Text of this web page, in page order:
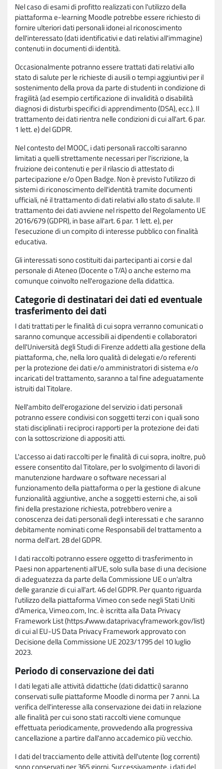
Nel caso di esami di profitto realizzati con l'utilizzo della
piattaforma e-learning Moodle potrebbe essere richiesto di
fornire ulteriori dati personali idonei al riconoscimento
dell'interessato (dati identificativi e dati relativi all'immagine)
contenuti in documenti di identità.
Occasionalmente potranno essere trattati dati relativi allo
stato di salute per le richieste di ausili o tempi aggiuntivi per il
sostenimento della prova da parte di studenti in condizione di
fragilità (ad esempio certificazione di invalidità o disabilità
diagnosi di disturbi specifici di apprendimento (DSA), ecc.). Il
trattamento dei dati rientra nelle condizioni di cui all'art. 6 par.
1 lett. e) del GDPR.
Nel contesto del MOOC, i dati personali raccolti saranno
limitati a quelli strettamente necessari per l'iscrizione, la
fruizione dei contenuti e per il rilascio di attestato di
partecipazione e/o Open Badge. Non è previsto l'utilizzo di
sistemi di riconoscimento dell'identità tramite documenti
ufficiali, né il trattamento di dati relativi allo stato di salute. Il
trattamento dei dati avviene nel rispetto del Regolamento UE
2016/679 (GDPR), in base all'art. 6 par. 1 lett. e), per
l'esecuzione di un compito di interesse pubblico con finalità
educativa.
Gli interessati sono costituiti dai partecipanti ai corsi e dal
personale di Ateneo (Docente o T/A) o anche esterno ma
comunque coinvolto nell'erogazione della didattica.
Categorie di destinatari dei dati ed eventuale
trasferimento dei dati
I dati trattati per le finalità di cui sopra verranno comunicati o
saranno comunque accessibili ai dipendenti e collaboratori
dell'Università degli Studi di Firenze addetti alla gestione della
piattaforma, che, nella loro qualità di delegati e/o referenti
per la protezione dei dati e/o amministratori di sistema e/o
incaricati del trattamento, saranno a tal fine adeguatamente
istruiti dal Titolare.
Nell'ambito dell'erogazione del servizio i dati personali
potranno essere condivisi con soggetti terzi con i quali sono
stati disciplinati i reciproci rapporti per la protezione dei dati
con la sottoscrizione di appositi atti.
L'accesso ai dati raccolti per le finalità di cui sopra, inoltre, può
essere consentito dal Titolare, per lo svolgimento di lavori di
manutenzione hardware o software necessari al
funzionamento della piattaforma o per la gestione di alcune
funzionalità aggiuntive, anche a soggetti esterni che, ai soli
fini della prestazione richiesta, potrebbero venire a
conoscenza dei dati personali degli interessati e che saranno
debitamente nominati come Responsabili del trattamento a
norma dell'art. 28 del GDPR.
I dati raccolti potranno essere oggetto di trasferimento in
Paesi non appartenenti all'UE, solo sulla base di una decisione
di adeguatezza da parte della Commissione UE o un'altra
delle garanzie di cui all'art. 46 del GDPR. Per quanto riguarda
l'utilizzo della piattaforma Vimeo con sede negli Stati Uniti
d'America, Vimeo.com, Inc. è iscritta alla Data Privacy
Framework List (https://www.dataprivacyframework.gov/list)
di cui al EU-US Data Privacy Framework approvato con
Decisione della Commissione UE 2023/1795 del 10 luglio
2023.
Periodo di conservazione dei dati
I dati legati alle attività didattiche (dati didattici) saranno
conservati sulle piattaforme Moodle di norma per 7 anni. La
verifica dell'interesse alla conservazione dei dati in relazione
alle finalità per cui sono stati raccolti viene comunque
effettuata periodicamente, provvedendo alla progressiva
cancellazione a partire dall'anno accademico più vecchio.
I dati del tracciamento delle attività dell'utente (log correnti)
sono conservati per 365 giorni. Successivamente, i dati del